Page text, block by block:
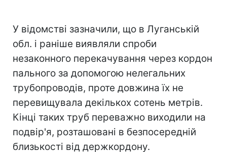
У відомстві зазначили, що в Луганській
обл. і раніше виявляли спроби
незаконного перекачування через кордон
пального за допомогою нелегальних
трубопроводів, проте довжина їх не
перевищувала декількох сотень метрів.
Кінці таких труб переважно виходили на
подвір'я, розташовані в безпосередній
близькості від держкордону.